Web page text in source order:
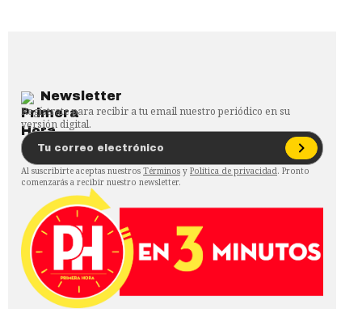
Newsletter
Regístrate para recibir a tu email nuestro periódico en su
versión digital.
Al suscribirte aceptas nuestros Términos y Política de privacidad. Pronto
comenzarás a recibir nuestro newsletter.